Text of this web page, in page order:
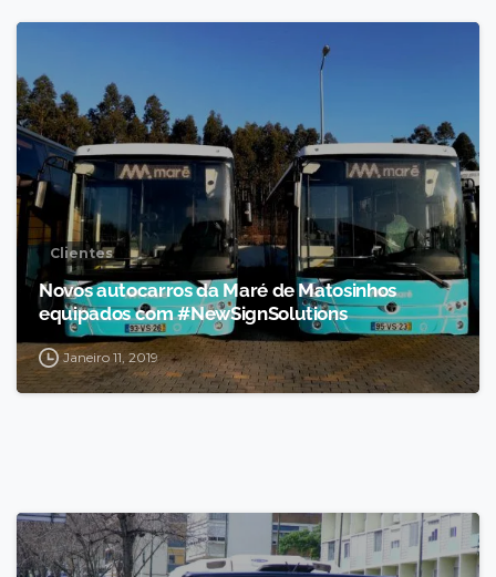
Clientes
Novos autocarros da Maré de Matosinhos
equipados com #NewSignSolutions
Janeiro 11, 2019